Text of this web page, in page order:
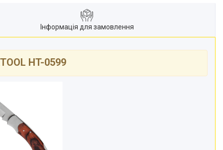
Інформація для замовлення
HT-0599